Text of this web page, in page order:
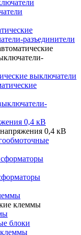
разъединители
выключатели
0,4 кВ
0,4 кВ
клеммы
блоки
клеммы